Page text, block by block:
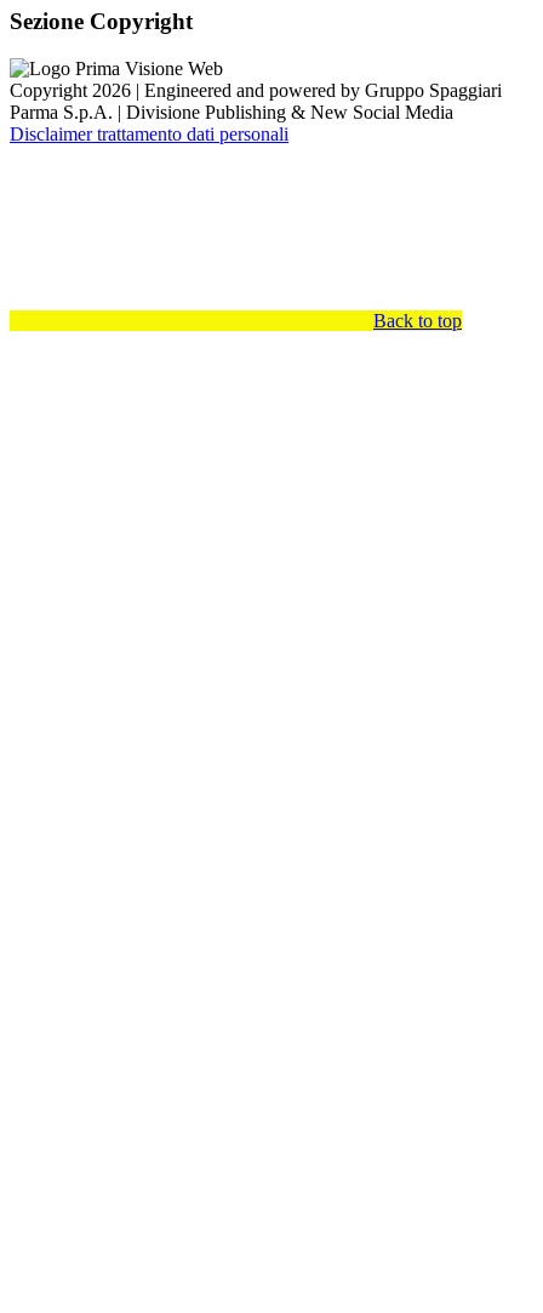
Sezione Copyright
Copyright 2026 | Engineered and powered by Gruppo Spaggiari
Parma S.p.A. | Divisione Publishing & New Social Media
Disclaimer trattamento dati personali
Back to top